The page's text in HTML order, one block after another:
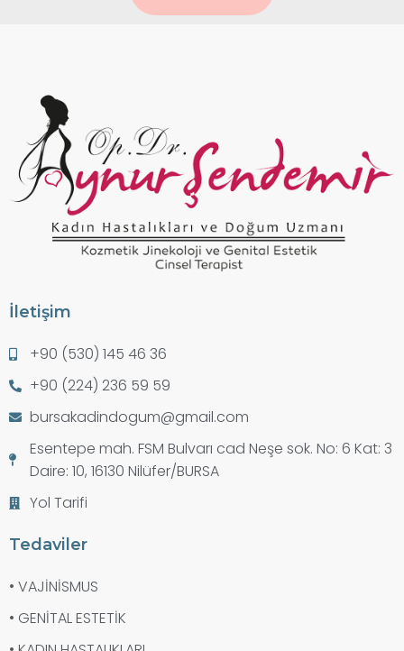
İletişim
+90 (530) 145 46 36
+90 (224) 236 59 59
bursakadindogum@gmail.com
Esentepe mah. FSM Bulvarı cad Neşe sok. No: 6 Kat: 3
Daire: 10, 16130 Nilüfer/BURSA
Yol Tarifi
Tedaviler
• VAJİNİSMUS
• GENİTAL ESTETİK